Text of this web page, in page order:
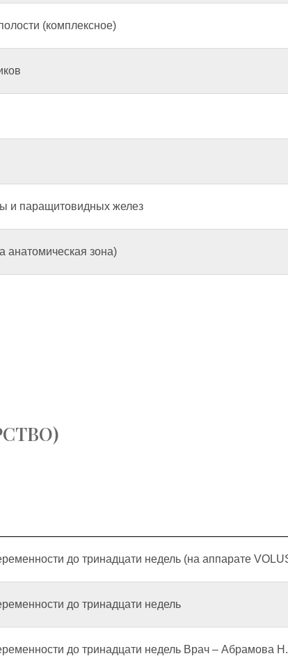
(комплексное)
и паращитовидных желез
анатомическая зона)
до тринадцати недель (на аппарате
до тринадцати недель
до тринадцати недель Врач – Абрамова